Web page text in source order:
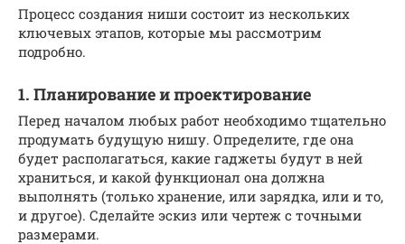
Процесс создания ниши состоит из нескольких
ключевых этапов, которые мы рассмотрим
подробно.
1. Планирование и проектирование
Перед началом любых работ необходимо тщательно
продумать будущую нишу. Определите, где она
будет располагаться, какие гаджеты будут в ней
храниться, и какой функционал она должна
выполнять (только хранение, или зарядка, или и то,
и другое). Сделайте эскиз или чертеж с точными
размерами.